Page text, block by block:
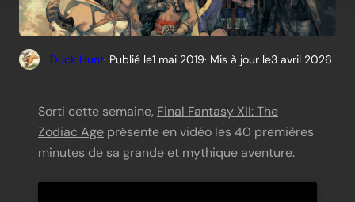
Duck Hunt· Publié le1 mai 2019· Mis à jour le3 avril 2026
Sorti cette semaine, Final Fantasy XII: The
Zodiac Age présente en vidéo les 40 premières
minutes de sa grande et mythique aventure.